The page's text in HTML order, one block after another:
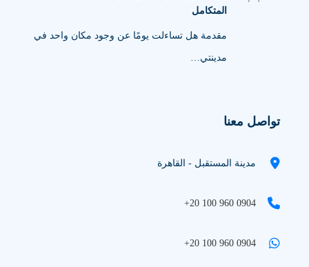
المتكامل
مقدمة هل تساءلت يومًا عن وجود مكان واحد في
مدينتي…
تواصل معنا
مدينة المستقبل - القاهرة
+20 100 960 0904
+20 100 960 0904